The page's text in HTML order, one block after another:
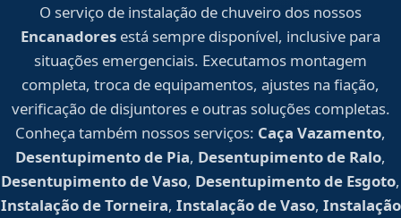
O serviço de instalação de chuveiro dos nossos
Encanadores está sempre disponível, inclusive para
situações emergenciais. Executamos montagem
completa, troca de equipamentos, ajustes na fiação,
verificação de disjuntores e outras soluções completas.
Conheça também nossos serviços: Caça Vazamento,
Desentupimento de Pia, Desentupimento de Ralo,
Desentupimento de Vaso, Desentupimento de Esgoto,
Instalação de Torneira, Instalação de Vaso, Instalação